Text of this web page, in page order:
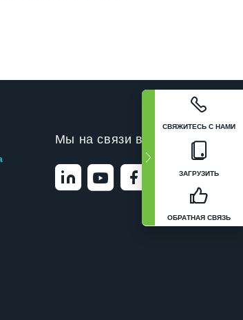
СВЯЖИТЕСЬ С НАМИ
ЗАГРУЗИТЬ
ОБРАТНАЯ СВЯЗЬ
Мы на связи в